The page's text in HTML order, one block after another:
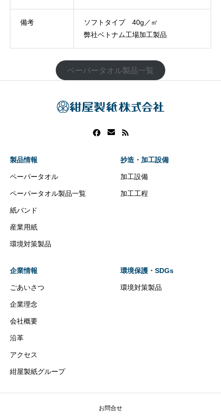
備考
ソフトタイプ 40g／㎡
弊社ベトナム工場加工製品
ペーパータオル製品一覧
製品情報
ペーパータオル
ペーパータオル製品一覧
紙バンド
産業用紙
環境対策製品
抄造・加工設備
加工設備
加工工程
企業情報
ごあいさつ
企業理念
会社概要
沿革
アクセス
紺屋製紙グループ
環境保護・SDGs
環境対策製品
お問合せ